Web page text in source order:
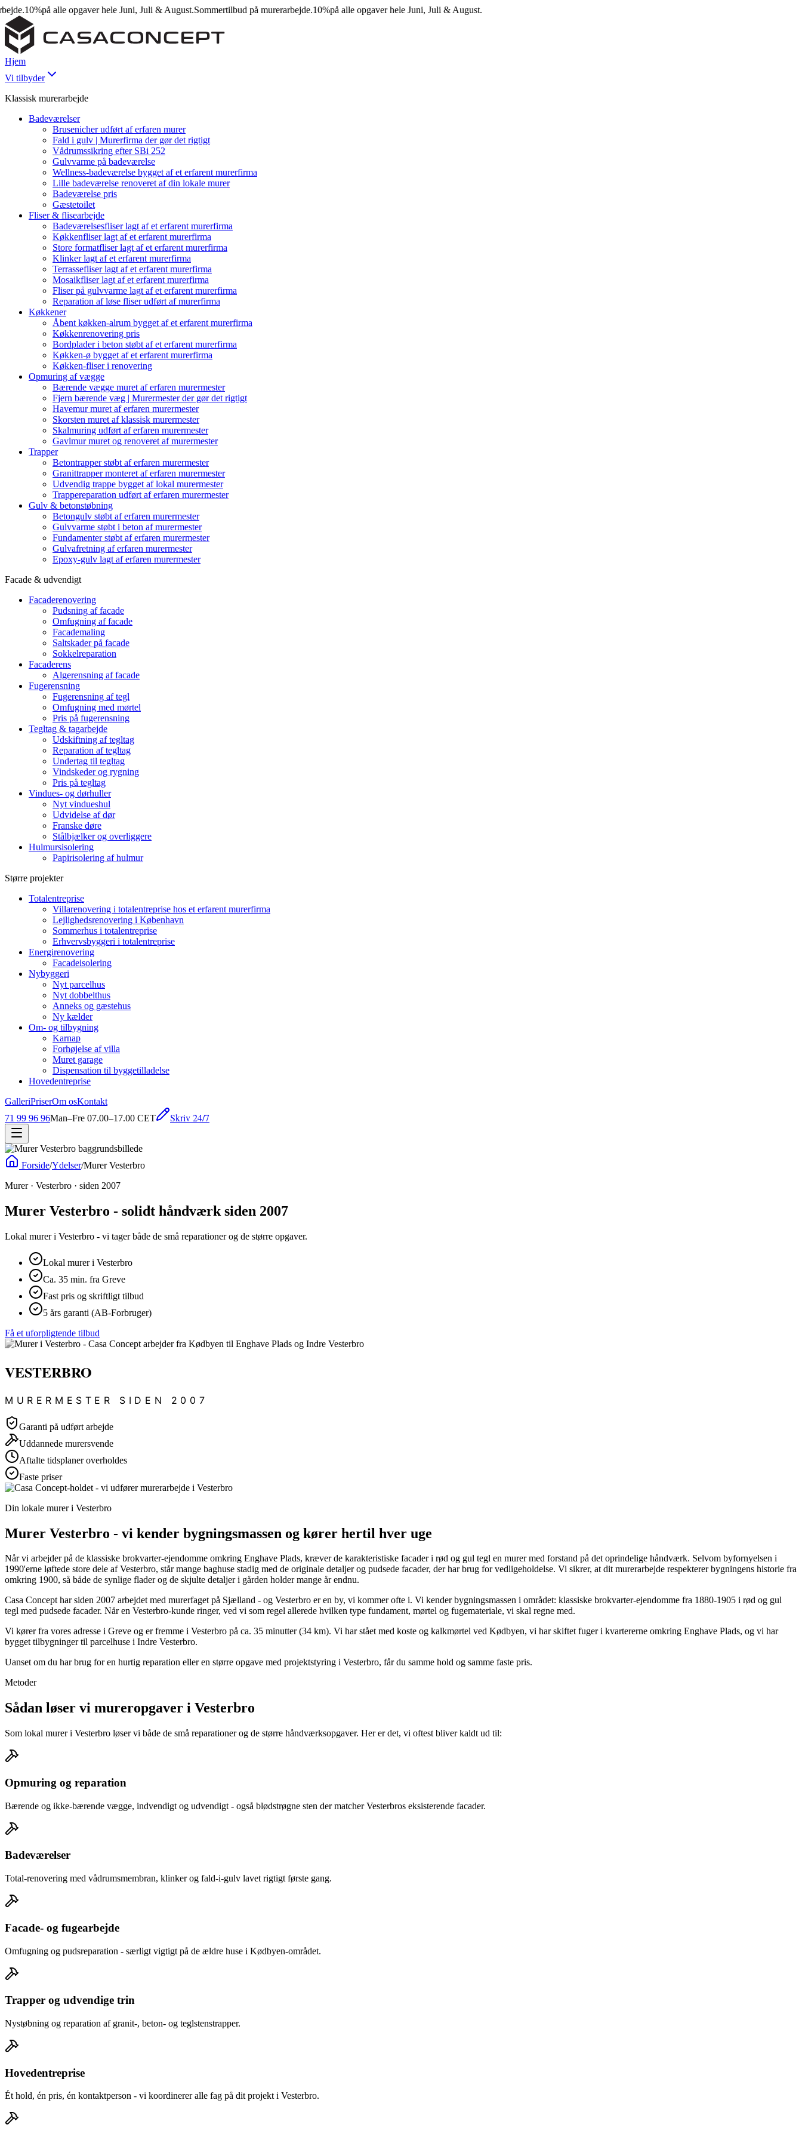
10%på alle opgaver hele Juni, Juli & August.Sommertilbud på murerarbejde.10%på alle opgaver hele Juni, Juli & August.
Hjem
Vi tilbyder
Klassisk murerarbejde
Badeværelser
Brusenicher udført af erfaren murer
Fald i gulv | Murerfirma der gør det rigtigt
Vådrumssikring efter SBi 252
Gulvvarme på badeværelse
Wellness-badeværelse bygget af et erfarent murerfirma
Lille badeværelse renoveret af din lokale murer
Badeværelse pris
Gæstetoilet
Fliser & flisearbejde
Badeværelsesfliser lagt af et erfarent murerfirma
Køkkenfliser lagt af et erfarent murerfirma
Store formatfliser lagt af et erfarent murerfirma
Klinker lagt af et erfarent murerfirma
Terrassefliser lagt af et erfarent murerfirma
Mosaikfliser lagt af et erfarent murerfirma
Fliser på gulvvarme lagt af et erfarent murerfirma
Reparation af løse fliser udført af murerfirma
Køkkener
Åbent køkken-alrum bygget af et erfarent murerfirma
Køkkenrenovering pris
Bordplader i beton støbt af et erfarent murerfirma
Køkken-ø bygget af et erfarent murerfirma
Køkken-fliser i renovering
Opmuring af vægge
Bærende vægge muret af erfaren murermester
Fjern bærende væg | Murermester der gør det rigtigt
Havemur muret af erfaren murermester
Skorsten muret af klassisk murermester
Skalmuring udført af erfaren murermester
Gavlmur muret og renoveret af murermester
Trapper
Betontrapper støbt af erfaren murermester
Granittrapper monteret af erfaren murermester
Udvendig trappe bygget af lokal murermester
Trappereparation udført af erfaren murermester
Gulv & betonstøbning
Betongulv støbt af erfaren murermester
Gulvvarme støbt i beton af murermester
Fundamenter støbt af erfaren murermester
Gulvafretning af erfaren murermester
Epoxy-gulv lagt af erfaren murermester
Facade & udvendigt
Facaderenovering
Pudsning af facade
Omfugning af facade
Facademaling
Saltskader på facade
Sokkelreparation
Facaderens
Algerensning af facade
Fugerensning
Fugerensning af tegl
Omfugning med mørtel
Pris på fugerensning
Tegltag & tagarbejde
Udskiftning af tegltag
Reparation af tegltag
Undertag til tegltag
Vindskeder og rygning
Pris på tegltag
Vindues- og dørhuller
Nyt vindueshul
Udvidelse af dør
Franske døre
Stålbjælker og overliggere
Hulmursisolering
Papirisolering af hulmur
Større projekter
Totalentreprise
Villarenovering i totalentreprise hos et erfarent murerfirma
Lejlighedsrenovering i København
Sommerhus i totalentreprise
Erhvervsbyggeri i totalentreprise
Energirenovering
Facadeisolering
Nybyggeri
Nyt parcelhus
Nyt dobbelthus
Anneks og gæstehus
Ny kælder
Om- og tilbygning
Karnap
Forhøjelse af villa
Muret garage
Dispensation til byggetilladelse
Hovedentreprise
GalleriPriserOm osKontakt
71 99 96 96Man–Fre 07.00–17.00 CET Skriv 24/7
Forside/Ydelser/Murer Vesterbro
Murer · Vesterbro · siden 2007
Murer Vesterbro - solidt håndværk siden 2007
Lokal murer i Vesterbro - vi tager både de små reparationer og de større opgaver.
Lokal murer i Vesterbro
Ca. 35 min. fra Greve
Fast pris og skriftligt tilbud
5 års garanti (AB-Forbruger)
Få et uforpligtende tilbud
VESTERBRO
MURERMESTER SIDEN 2007
Garanti på udført arbejde
Uddannede murersvende
Aftalte tidsplaner overholdes
Faste priser
Din lokale murer i Vesterbro
Murer Vesterbro - vi kender bygningsmassen og kører hertil hver uge
Når vi arbejder på de klassiske brokvarter-ejendomme omkring Enghave Plads, kræver de karakteristiske facader i rød og gul tegl en murer med forstand på det oprindelige håndværk. Selvom byfornyelsen i
1990'erne løftede store dele af Vesterbro, står mange baghuse stadig med de originale detaljer og pudsede facader, der har brug for vedligeholdelse. Vi sikrer, at dit murerarbejde respekterer bygningens historie fra
omkring 1900, så både de synlige flader og de skjulte detaljer i gården holder mange år endnu.
Casa Concept har siden 2007 arbejdet med murerfaget på Sjælland - og Vesterbro er en by, vi kommer ofte i. Vi kender bygningsmassen i området: klassiske brokvarter-ejendomme fra 1880-1905 i rød og gul
tegl med pudsede facader. Når en Vesterbro-kunde ringer, ved vi som regel allerede hvilken type fundament, mørtel og fugemateriale, vi skal regne med.
Vi kører fra vores adresse i Greve og er fremme i Vesterbro på ca. 35 minutter (34 km). Vi har stået med koste og kalkmørtel ved Kødbyen, vi har skiftet fuger i kvartererne omkring Enghave Plads, og vi har
bygget tilbygninger til parcelhuse i Indre Vesterbro.
Uanset om du har brug for en hurtig reparation eller en større opgave med projektstyring i Vesterbro, får du samme hold og samme faste pris.
Metoder
Sådan løser vi mureropgaver i Vesterbro
Som lokal murer i Vesterbro løser vi både de små reparationer og de større håndværksopgaver. Her er det, vi oftest bliver kaldt ud til:
Opmuring og reparation
Bærende og ikke-bærende vægge, indvendigt og udvendigt - også blødstrøgne sten der matcher Vesterbros eksisterende facader.
Badeværelser
Total-renovering med vådrumsmembran, klinker og fald-i-gulv lavet rigtigt første gang.
Facade- og fugearbejde
Omfugning og pudsreparation - særligt vigtigt på de ældre huse i Kødbyen-området.
Trapper og udvendige trin
Nystøbning og reparation af granit-, beton- og teglstenstrapper.
Hovedentreprise
Ét hold, én pris, én kontaktperson - vi koordinerer alle fag på dit projekt i Vesterbro.